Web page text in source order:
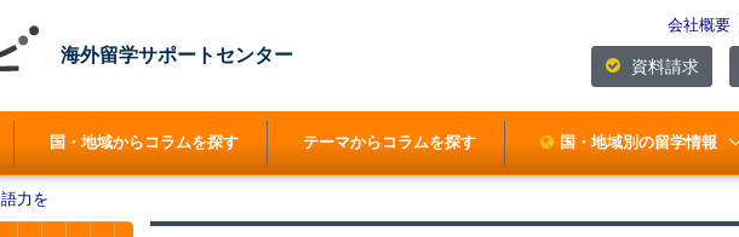
海外留学サポートセンター
会社概要
資料請求
国・地域からコラムを探す テーマからコラムを探す 国・地域別の留学情報
力を